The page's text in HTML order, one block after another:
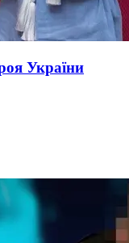
України